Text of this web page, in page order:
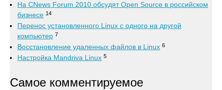
На CNews Forum 2010 обсудят Open Source в российском
бизнесе 14
Перенос установленного Linux с одного на другой
компьютер 7
Восстановление удаленных файлов в Linux 6
Настройка Mandriva Linux 5
Самое комментируемое